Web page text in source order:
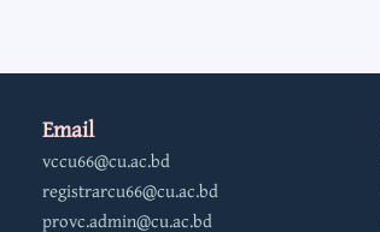
Email
vccu66@cu.ac.bd
registrarcu66@cu.ac.bd
provc.admin@cu.ac.bd